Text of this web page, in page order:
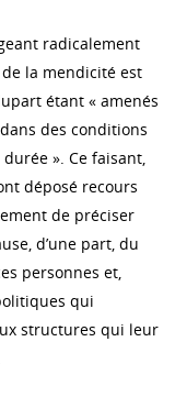
radicalement
la mendicité est
étant « amenés
des conditions
». Ce faisant,
déposé recours
de préciser
d’une part, du
personnes et,
qui
structures qui leur